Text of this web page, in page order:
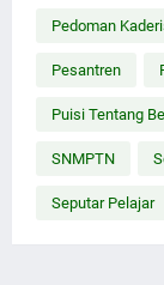
Pedoman
Pesantren
Puisi Tentang
SNMPTN
Seputar Pelajar